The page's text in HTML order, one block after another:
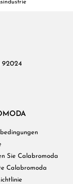
92024
Sie Calabromoda
Calabromoda